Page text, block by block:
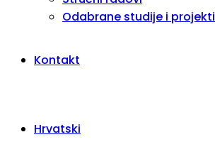
Odabrane studije i projekti
Kontakt
Hrvatski